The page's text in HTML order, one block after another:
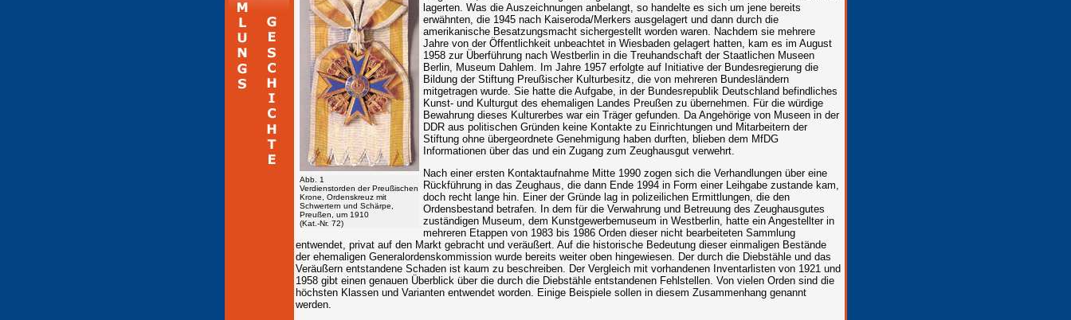
Abb. 1
Verdienstorden der Preußischen
Krone, Ordenskreuz mit
Schwertern und Schärpe,
Preußen, um 1910
(Kat.-Nr. 72)
lagerten. Was die Auszeichnungen anbelangt, so handelte es sich um jene bereits
erwähnten, die 1945 nach Kaiseroda/Merkers ausgelagert und dann durch die
amerikanische Besatzungsmacht sichergestellt worden waren. Nachdem sie mehrere
Jahre von der Öffentlichkeit unbeachtet in Wiesbaden gelagert hatten, kam es im August
1958 zur Überführung nach Westberlin in die Treuhandschaft der Staatlichen Museen
Berlin, Museum Dahlem. Im Jahre 1957 erfolgte auf Initiative der Bundesregierung die
Bildung der Stiftung Preußischer Kulturbesitz, die von mehreren Bundesländern
mitgetragen wurde. Sie hatte die Aufgabe, in der Bundesrepublik Deutschland befindliches
Kunst- und Kulturgut des ehemaligen Landes Preußen zu übernehmen. Für die würdige
Bewahrung dieses Kulturerbes war ein Träger gefunden. Da Angehörige von Museen in der
DDR aus politischen Gründen keine Kontakte zu Einrichtungen und Mitarbeitern der
Stiftung ohne übergeordnete Genehmigung haben durften, blieben dem MfDG
Informationen über das und ein Zugang zum Zeughausgut verwehrt.
Nach einer ersten Kontaktaufnahme Mitte 1990 zogen sich die Verhandlungen über eine
Rückführung in das Zeughaus, die dann Ende 1994 in Form einer Leihgabe zustande kam,
doch recht lange hin. Einer der Gründe lag in polizeilichen Ermittlungen, die den
Ordensbestand betrafen. In dem für die Verwahrung und Betreuung des Zeughausgutes
zuständigen Museum, dem Kunstgewerbemuseum in Westberlin, hatte ein Angestellter in
mehreren Etappen von 1983 bis 1986 Orden dieser nicht bearbeiteten Sammlung
entwendet, privat auf den Markt gebracht und veräußert. Auf die historische Bedeutung dieser einmaligen Bestände
der ehemaligen Generalordenskommission wurde bereits weiter oben hingewiesen. Der durch die Diebstähle und das
Veräußern entstandene Schaden ist kaum zu beschreiben. Der Vergleich mit vorhandenen Inventarlisten von 1921 und
1958 gibt einen genauen Überblick über die durch die Diebstähle entstandenen Fehlstellen. Von vielen Orden sind die
höchsten Klassen und Varianten entwendet worden. Einige Beispiele sollen in diesem Zusammenhang genannt
werden.